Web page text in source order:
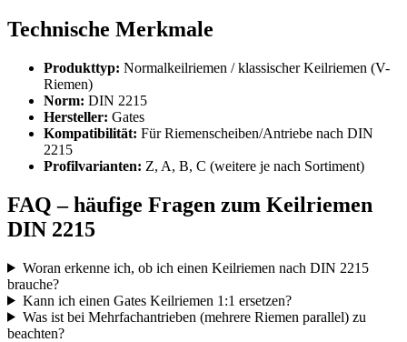
Technische Merkmale
Produkttyp: Normalkeilriemen / klassischer Keilriemen (V-
Riemen)
Norm: DIN 2215
Hersteller: Gates
Kompatibilität: Für Riemenscheiben/Antriebe nach DIN
2215
Profilvarianten: Z, A, B, C (weitere je nach Sortiment)
FAQ – häufige Fragen zum Keilriemen
DIN 2215
Woran erkenne ich, ob ich einen Keilriemen nach DIN 2215
brauche?
Kann ich einen Gates Keilriemen 1:1 ersetzen?
Was ist bei Mehrfachantrieben (mehrere Riemen parallel) zu
beachten?